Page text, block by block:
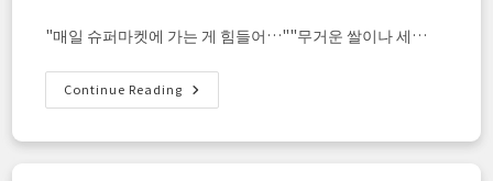
폰
시
로
"매일 슈퍼마켓에 가는 게 힘들어…""무거운 쌀이나 세…
Continue Reading 매
월
비
·